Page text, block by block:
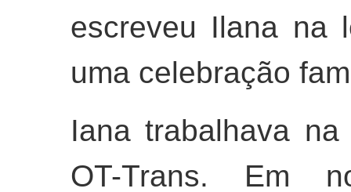
escreveu Ilana na
uma celebração
Iana trabalhava
OT-Trans. Em